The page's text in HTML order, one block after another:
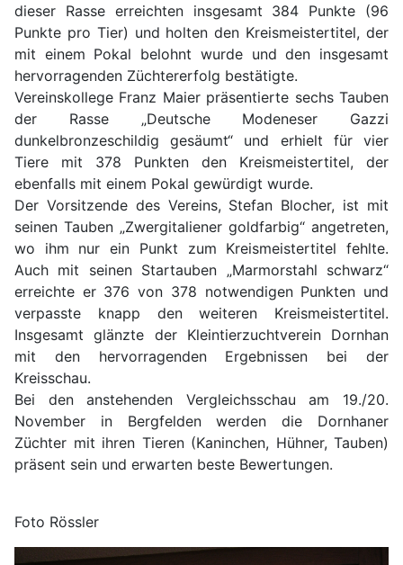
dieser Rasse erreichten insgesamt 384 Punkte (96
Punkte pro Tier) und holten den Kreismeistertitel, der
mit einem Pokal belohnt wurde und den insgesamt
hervorragenden Züchtererfolg bestätigte.
Vereinskollege Franz Maier präsentierte sechs Tauben
der Rasse „Deutsche Modeneser Gazzi
dunkelbronzeschildig gesäumt“ und erhielt für vier
Tiere mit 378 Punkten den Kreismeistertitel, der
ebenfalls mit einem Pokal gewürdigt wurde.
Der Vorsitzende des Vereins, Stefan Blocher, ist mit
seinen Tauben „Zwergitaliener goldfarbig“ angetreten,
wo ihm nur ein Punkt zum Kreismeistertitel fehlte.
Auch mit seinen Startauben „Marmorstahl schwarz“
erreichte er 376 von 378 notwendigen Punkten und
verpasste knapp den weiteren Kreismeistertitel.
Insgesamt glänzte der Kleintierzuchtverein Dornhan
mit den hervorragenden Ergebnissen bei der
Kreisschau.
Bei den anstehenden Vergleichsschau am 19./20.
November in Bergfelden werden die Dornhaner
Züchter mit ihren Tieren (Kaninchen, Hühner, Tauben)
präsent sein und erwarten beste Bewertungen.
Foto Rössler